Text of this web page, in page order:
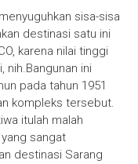
sisa-sisa
destinasi satu ini
karena nilai tinggi
nih.Bangunan ini
pada tahun 1951
kompleks tersebut.
itulah malah
sangat
destinasi Sarang